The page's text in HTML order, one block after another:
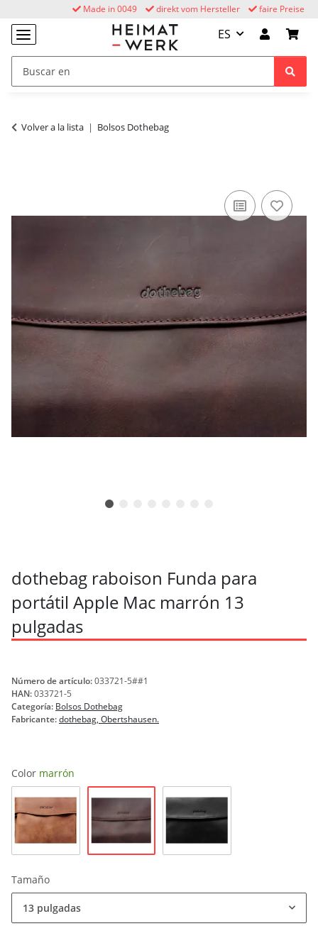
faire Preise
direkt vom Hersteller
Made in 0049
ES
Volver a la lista Bolsos Dothebag
dothebag raboison Funda para
portátil Apple Mac marrón 13
pulgadas
Número de artículo:033721-5##1
HAN:033721-5
Categoría: Bolsos Dothebag
Fabricante:dothebag, Obertshausen.
Color marrón
Tamaño
13 pulgadas